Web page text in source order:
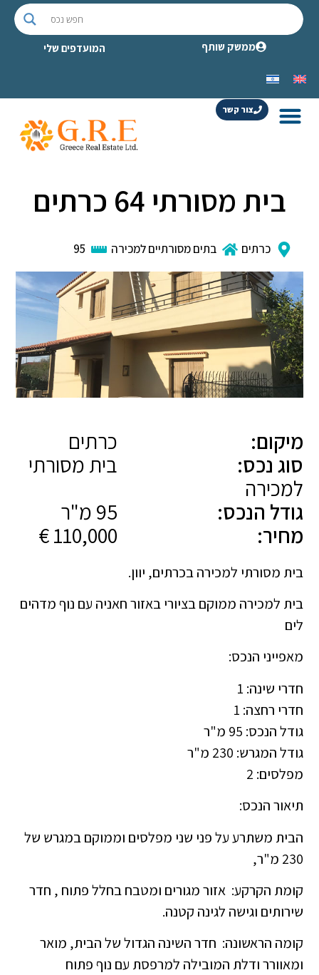
ממשק שותף המועדפים שלי
צור קשר
בית מסורתי 64 כרתים
כרתים בתים מסורתיים למכירה 95
מיקום:
כרתים
סוג נכס:
בית מסורתי
למכירה
גודל הנכס:
מחיר:
בית מסורתי למכירה בכרתים, יוון.
בית למכירה ממוקם בציורי באזור חאניה עם נוף מדהים
לים
מאפייני הנכס:
חדרי שינה: 1
חדרי רחצה: 1
גודל הנכס: 95 מ"ר
גודל המגרש: 230 מ"ר
מפלסים: 2
תיאור הנכס:
הבית משתרע על פני שני מפלסים וממוקם במגרש של
230 מ"ר,
קומת הקרקע: אזור מגורים ומטבח בחלל פתוח , חדר
שירותים וגישה לגינה קטנה.
קומה הראשונה: חדר השינה הגדול של הבית, מואר
ומאוורר ודלת המובילה למרפסת עם נוף פתוח